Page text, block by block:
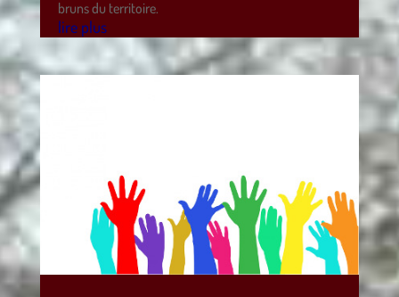
bruns du territoire.
lire plus